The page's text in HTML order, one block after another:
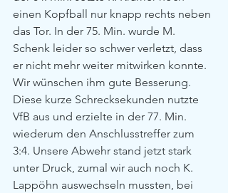
einen Kopfball nur knapp rechts neben
das Tor. In der 75. Min. wurde M.
Schenk leider so schwer verletzt, dass
er nicht mehr weiter mitwirken konnte.
Wir wünschen ihm gute Besserung.
Diese kurze Schrecksekunden nutzte
VfB aus und erzielte in der 77. Min.
wiederum den Anschlusstreffer zum
3:4. Unsere Abwehr stand jetzt stark
unter Druck, zumal wir auch noch K.
Lappöhn auswechseln mussten, bei